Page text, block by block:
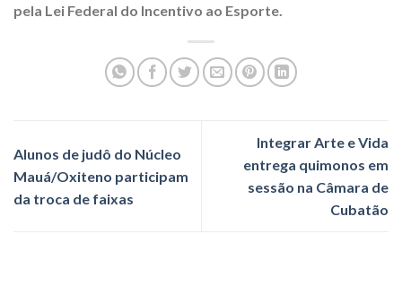
pela Lei Federal do Incentivo ao Esporte.
Alunos de judô do Núcleo
Mauá/Oxiteno participam
da troca de faixas
Integrar Arte e Vida
entrega quimonos em
sessão na Câmara de
Cubatão